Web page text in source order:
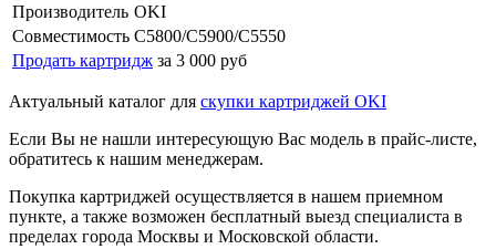
Производитель OKI
Совместимость C5800/C5900/C5550
Продать картридж за 3 000 руб
Актуальный каталог для скупки картриджей OKI
Если Вы не нашли интересующую Вас модель в прайс-листе,
обратитесь к нашим менеджерам.
Покупка картриджей осуществляется в нашем приемном
пункте, а также возможен бесплатный выезд специалиста в
пределах города Москвы и Московской области.